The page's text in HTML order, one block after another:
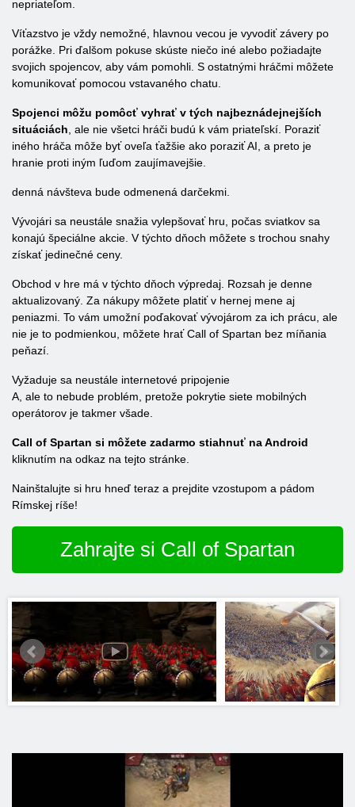
nepriateľom.
Víťazstvo je vždy nemožné, hlavnou vecou je vyvodiť závery po
porážke. Pri ďalšom pokuse skúste niečo iné alebo požiadajte
svojich spojencov, aby vám pomohli. S ostatnými hráčmi môžete
komunikovať pomocou vstavaného chatu.
Spojenci môžu pomôcť vyhrať v tých najbeznádejnejších
situáciách , ale nie všetci hráči budú k vám priateľskí. Poraziť
iného hráča môže byť oveľa ťažšie ako poraziť AI, a preto je
hranie proti iným ľuďom zaujímavejšie.
denná návšteva bude odmenená darčekmi.
Vývojári sa neustále snažia vylepšovať hru, počas sviatkov sa
konajú špeciálne akcie. V týchto dňoch môžete s trochou snahy
získať jedinečné ceny.
Obchod v hre má v týchto dňoch výpredaj. Rozsah je denne
aktualizovaný. Za nákupy môžete platiť v hernej mene aj
peniazmi. To vám umožní poďakovať vývojárom za ich prácu, ale
nie je to podmienkou, môžete hrať Call of Spartan bez míňania
peňazí.
Vyžaduje sa neustále internetové pripojenie
A, ale to nebude problém, pretože pokrytie siete mobilných
operátorov je takmer všade.
Call of Spartan si môžete zadarmo stiahnuť na Android
kliknutím na odkaz na tejto stránke.
Nainštalujte si hru hneď teraz a prejdite vzostupom a pádom
Rímskej ríše!
Zahrajte si Call of Spartan